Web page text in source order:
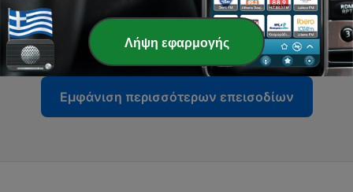
343 - What Pashinyan Really Wants
21 Οκτ 2023
Εμφάνιση περισσότερων επεισοδίων
Λήψη εφαρμογής